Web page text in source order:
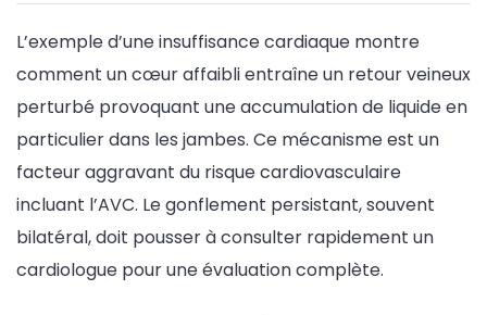
L’exemple d’une insuffisance cardiaque montre
comment un cœur affaibli entraîne un retour veineux
perturbé provoquant une accumulation de liquide en
particulier dans les jambes. Ce mécanisme est un
facteur aggravant du risque cardiovasculaire
incluant l’AVC. Le gonflement persistant, souvent
bilatéral, doit pousser à consulter rapidement un
cardiologue pour une évaluation complète.